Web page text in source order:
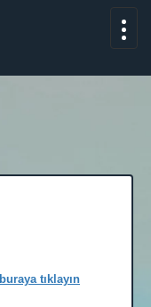
buraya tıklayın